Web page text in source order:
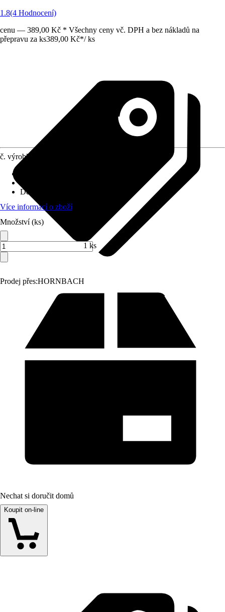
1.8(4 Hodnocení)
cenu — 389,00 Kč * Všechny ceny vč. DPH a bez nákladů na
přepravu za ks389,00 Kč*/ ks
Prodej přes:HORNBACH
č. výrobku
Délka řezu
Více informací o zboží
Množství (ks)
1 ks
Nechat si doručit domů
Koupit on-line